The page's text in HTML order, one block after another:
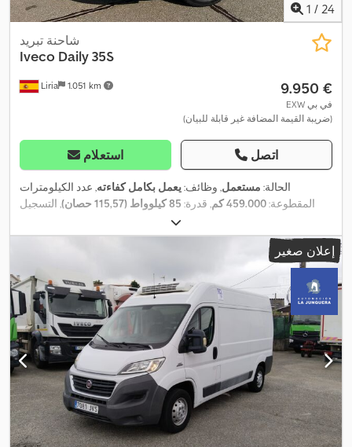
1 / 24
Liria 1.051 km
شاحنة تبريد
Iveco Daily 35S
‏9.950 €
EXW في بي
(ضريبة القيمة المضافة غير قابلة للبيان)
استعلام اتصل
الحالة: مستعمل, وظائف:يعمل بكامل كفاءته, عدد الكيلومترات
المقطوعة:459.000 كم , قدرة: 85 كيلوواط (115,57 حصان)
, التسجيل
إعلان صغير